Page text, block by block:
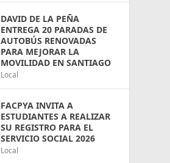
DAVID DE LA PEÑA
ENTREGA 20 PARADAS DE
AUTOBÚS RENOVADAS
PARA MEJORAR LA
MOVILIDAD EN SANTIAGO
Local
FACPYA INVITA A
ESTUDIANTES A REALIZAR
SU REGISTRO PARA EL
SERVICIO SOCIAL 2026
Local